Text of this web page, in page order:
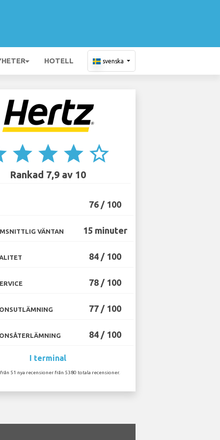
HOTELL svenska
star star star star_border
Rankad 7,9 av 10
76 / 100
VÄNTAN 15 minuter
84 / 100
78 / 100
77 / 100
84 / 100
I terminal
51 nya recensioner från 5380 totala recensioner.